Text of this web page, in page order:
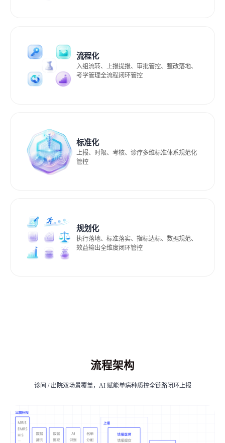
流程化
入组流转、上报提报、审批管控、整改落地、
考学管理全流程闭环管控 ​
标准化
上报、时限、考核、诊疗多维标准体系规范化
管控 ​
规划化
执行落地、标准落实、指标达标、数据规范、
效益输出全维度闭环管控
流程架构
诊间 / 出院双场景覆盖，AI 赋能单病种质控全链路闭环上报